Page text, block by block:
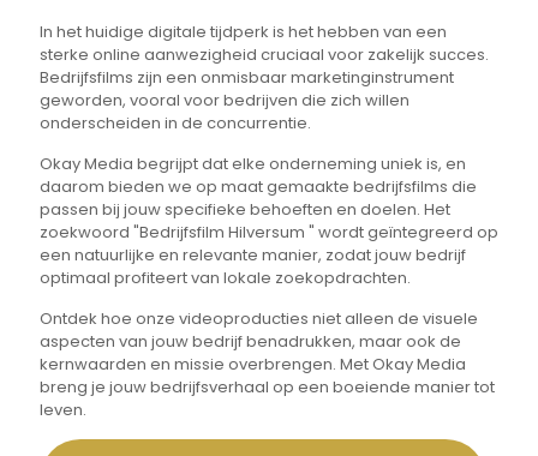
In het huidige digitale tijdperk is het hebben van een
sterke online aanwezigheid cruciaal voor zakelijk succes.
Bedrijfsfilms zijn een onmisbaar marketinginstrument
geworden, vooral voor bedrijven die zich willen
onderscheiden in de concurrentie.
Okay Media begrijpt dat elke onderneming uniek is, en
daarom bieden we op maat gemaakte bedrijfsfilms die
passen bij jouw specifieke behoeften en doelen. Het
zoekwoord "Bedrijfsfilm Hilversum " wordt geïntegreerd op
een natuurlijke en relevante manier, zodat jouw bedrijf
optimaal profiteert van lokale zoekopdrachten.
Ontdek hoe onze videoproducties niet alleen de visuele
aspecten van jouw bedrijf benadrukken, maar ook de
kernwaarden en missie overbrengen. Met Okay Media
breng je jouw bedrijfsverhaal op een boeiende manier tot
leven.